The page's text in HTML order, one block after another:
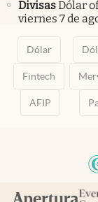
DivisasDólar
viernes 7 de
Dólar
Fintech
AFIP